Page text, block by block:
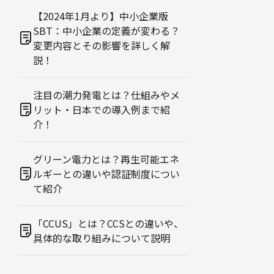
【2024年1月より】中小企業版
SBT：中小企業の定義が変わる？
変更内容とその影響を詳しく解
説！
注目の潮力発電とは？仕組みやメ
リット・日本での導入例まで紹
介！
グリーン電力とは？再生可能エネ
ルギーとの違いや認証制度につい
て紹介
「CCUS」とは？CCSとの違いや、
具体的な取り組みについて説明